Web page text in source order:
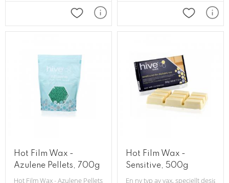
Lägg till i favoriter Lägg till i
Hot Film Wax -
Azulene Pellets, 700g
Hot Film Wax - Azulene Pellets, för känslig hud
Hot Film Wax -
Sensitive, 500g
En ny typ av vax, speciellt